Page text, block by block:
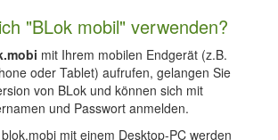
"BLok mobil" verwenden?
mit Ihrem mobilen Endgerät (z.B.
oder Tablet) aufrufen, gelangen Sie
von BLok und können sich mit
und Passwort anmelden.
mit einem Desktop-PC werden